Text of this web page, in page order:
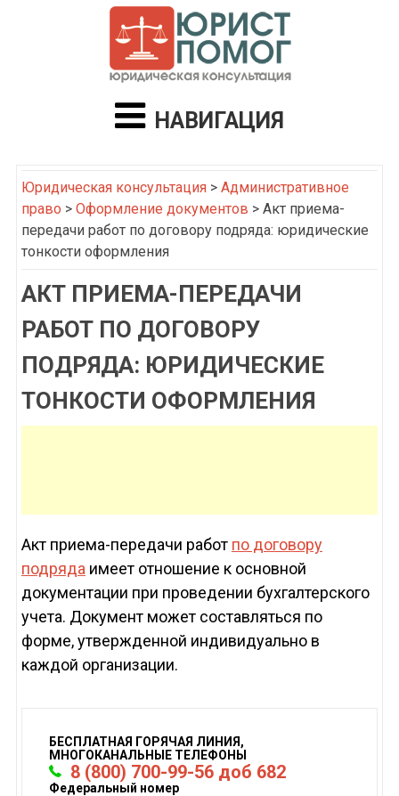
НАВИГАЦИЯ
Юридическая консультация> Административное
право > Оформление документов > Акт приема-
передачи работ по договору подряда: юридические
тонкости оформления
АКТ ПРИЕМА-ПЕРЕДАЧИ
РАБОТ ПО ДОГОВОРУ
ПОДРЯДА: ЮРИДИЧЕСКИЕ
ТОНКОСТИ ОФОРМЛЕНИЯ
Акт приема-передачи работ по договору
подряда имеет отношение к основной
документации при проведении бухгалтерского
учета. Документ может составляться по
форме, утвержденной индивидуально в
каждой организации.
БЕСПЛАТНАЯ ГОРЯЧАЯ ЛИНИЯ,
МНОГОКАНАЛЬНЫЕ ТЕЛЕФОНЫ
8 (800) 700-99-56 доб 682
Федеральный номер